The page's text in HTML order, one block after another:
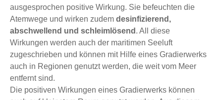
ausgesprochen positive Wirkung. Sie befeuchten die
Atemwege und wirken zudem desinfizierend,
abschwellend und schleimlösend . All diese
Wirkungen werden auch der maritimen Seeluft
zugeschrieben und können mit Hilfe eines Gradierwerks
auch in Regionen genutzt werden, die weit vom Meer
entfernt sind.
Die positiven Wirkungen eines Gradierwerks können